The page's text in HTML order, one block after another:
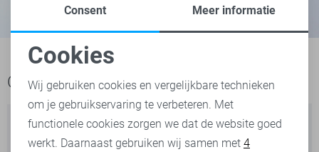
Ook het bekijken waard
Noodzakelijke cookies
Personalisatie cookies
Analytische cookies
Consent Meer informatie
Cookies
Wij gebruiken cookies en vergelijkbare technieken
om je gebruikservaring te verbeteren. Met
functionele cookies zorgen we dat de website goed
werkt. Daarnaast gebruiken wij samen met 4